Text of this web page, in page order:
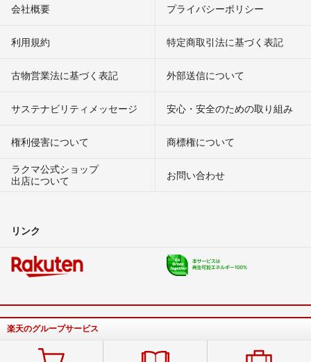
会社概要 プライバシーポリシー
利用規約 特定商取引法に基づく表記
古物営業法に基づく表記 外部送信について
サステナビリティメッセージ 安心・安全のための取り組み
権利侵害について
商標権について
ラクマ公式ショップ
出店について
お問い合わせ
リンク
楽天のグループサービス